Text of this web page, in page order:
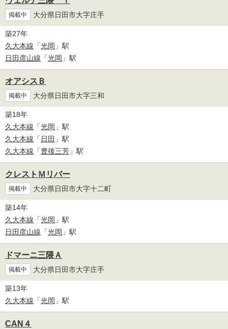
掲載中 大分県日田市大字庄手
築27年
久大本線 「光岡 」駅
日田彦山線 「光岡 」駅
オアシスＢ
掲載中 大分県日田市大字三和
築18年
久大本線 「光岡 」駅
久大本線 「 日田 」駅
久大本線 「豊後三芳 」駅
クレストＭリバー
掲載中 大分県日田市大字十二町
築14年
久大本線 「光岡 」駅
日田彦山線 「光岡 」駅
ドマーニ三隈Ａ
掲載中 大分県日田市大字庄手
築13年
久大本線 「光岡 」駅
CAN４